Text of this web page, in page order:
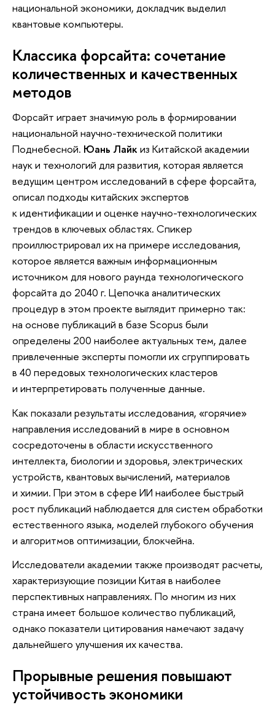
национальной экономики, докладчик выделил
квантовые компьютеры.
Классика форсайта: сочетание
количественных и качественных
методов
Форсайт играет значимую роль в формировании
национальной научно-технической политики
Поднебесной. Юань Лайк из Китайской академии
наук и технологий для развития, которая является
ведущим центром исследований в сфере форсайта,
описал подходы китайских экспертов
к идентификации и оценке научно-технологических
трендов в ключевых областях. Спикер
проиллюстрировал их на примере исследования,
которое является важным информационным
источником для нового раунда технологического
форсайта до 2040 г. Цепочка аналитических
процедур в этом проекте выглядит примерно так:
на основе публикаций в базе Scopus были
определены 200 наиболее актуальных тем, далее
привлеченные эксперты помогли их сгруппировать
в 40 передовых технологических кластеров
и интерпретировать полученные данные.
Как показали результаты исследования, «горячие»
направления исследований в мире в основном
сосредоточены в области искусственного
интеллекта, биологии и здоровья, электрических
устройств, квантовых вычислений, материалов
и химии. При этом в сфере ИИ наиболее быстрый
рост публикаций наблюдается для систем обработки
естественного языка, моделей глубокого обучения
и алгоритмов оптимизации, блокчейна.
Исследователи академии также производят расчеты,
характеризующие позиции Китая в наиболее
перспективных направлениях. По многим из них
страна имеет большое количество публикаций,
однако показатели цитирования намечают задачу
дальнейшего улучшения их качества.
Прорывные решения повышают
устойчивость экономики